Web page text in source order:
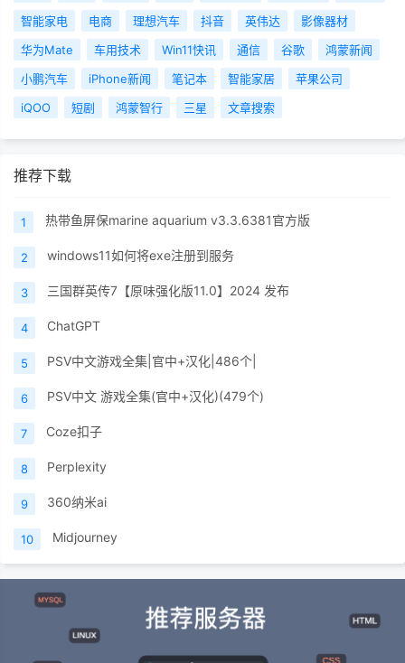
智能家电
电商 理想汽车 抖音 英伟达
影像器材
华为Mate
车用技术 Win11快讯 通信 谷歌
鸿蒙新闻
小鹏汽车
iPhone新闻 笔记本 智能家居
苹果公司
iQOO
短剧 鸿蒙智行 三星 文章搜索
推荐下载
1 热带鱼屏保marine aquarium v3.3.6381官方版
2 windows11如何将exe注册到服务
3 三国群英传7【原味强化版11.0】2024 发布
4 ChatGPT
5 PSV中文游戏全集|官中+汉化|486个|
6 PSV中文 游戏全集(官中+汉化)(479个)
7 Coze扣子
8 Perplexity
9 360纳米ai
10 Midjourney